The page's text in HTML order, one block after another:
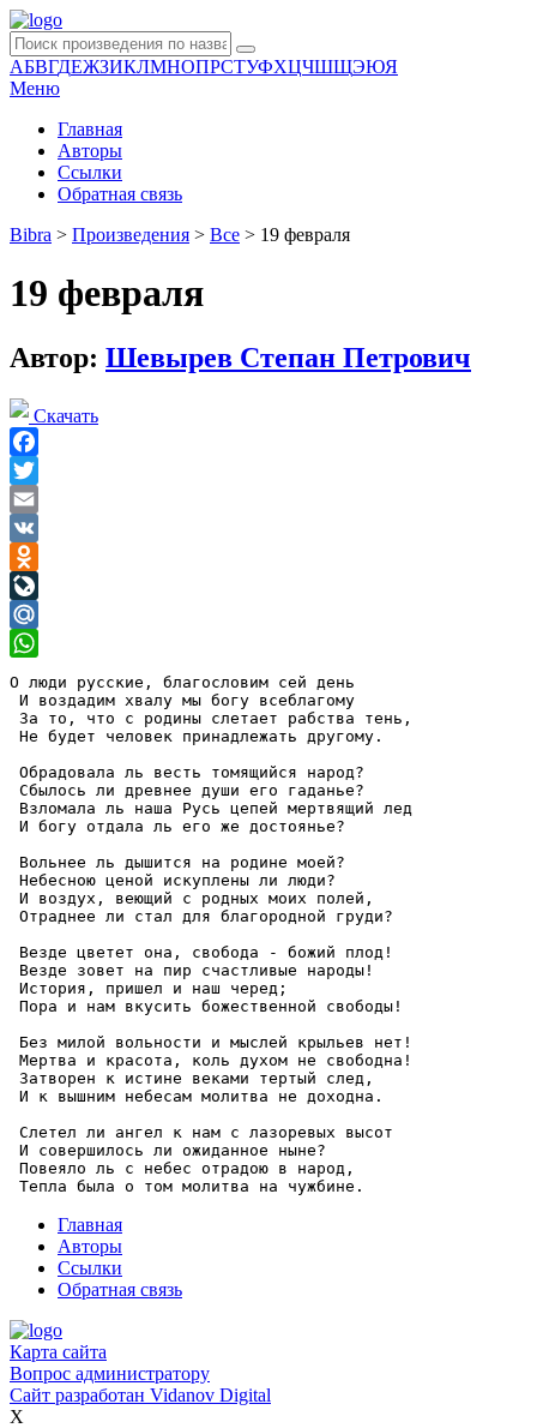
АБВГДЕЖЗИКЛМНОПРСТУФХЦЧШЩЭЮЯ
Меню
Главная
Авторы
Ссылки
Обратная связь
Bibra > Произведения > Все > 19 февраля
19 февраля
Автор: Шевырев Степан Петрович
Скачать
Facebook
Twitter
Email
VK
Odnoklassniki
LiveJournal
Mail.Ru
О люди русские, благословим сей день
И воздадим хвалу мы богу всеблагому
За то, что с родины слетает рабства тень,
Не будет человек принадлежать другому.
Обрадовала ль весть томящийся народ?
Сбылось ли древнее души его гаданье?
Взломала ль наша Русь цепей мертвящий лед
И богу отдала ль его же достоянье?
Вольнее ль дышится на родине моей?
Небесною ценой искуплены ли люди?
И воздух, веющий с родных моих полей,
Отраднее ли стал для благородной груди?
Везде цветет она, свобода - божий плод!
Везде зовет на пир счастливые народы!
История, пришел и наш черед;
Пора и нам вкусить божественной свободы!
Без милой вольности и мыслей крыльев нет!
Мертва и красота, коль духом не свободна!
Затворен к истине веками тертый след,
И к вышним небесам молитва не доходна.
Слетел ли ангел к нам с лазоревых высот
И совершилось ли ожиданное ныне?
Повеяло ль с небес отрадою в народ,
Главная
Авторы
Ссылки
Обратная связь
Карта сайта
Вопрос администратору
Сайт разработан Vidanov Digital
X